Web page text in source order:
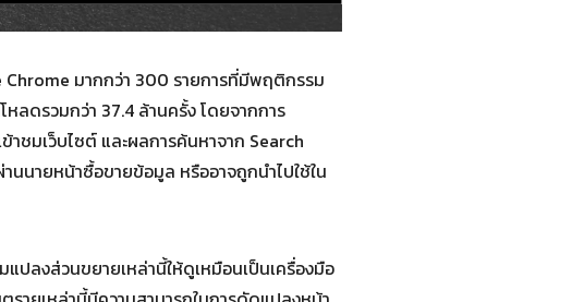
มากกว่า 300 รายการที่มีพฤติกรรม
ลดรวมกว่า 37.4 ล้านครั้ง โดยจากการ
าชมเว็บไซต์ และผลการค้นหาจาก Search
นนายหน้าซื้อขายข้อมูล หรืออาจถูกนำไปใช้ใน
ลงส่วนขยายเหล่านี้ให้ดูเหมือนเป็นเครื่องมือ